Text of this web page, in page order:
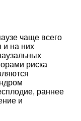
чаще всего
и на них
риска
раннее
и